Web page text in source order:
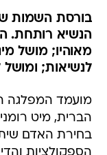
בורסת השמות
הנשיא רותחת.
מאוהיו; מושל
לנשיאות; ומושל
מועמד המפלגה
הברית, מיט
בחירת האדם